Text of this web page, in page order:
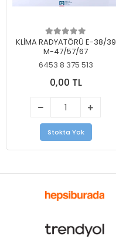
KLİMA RADYATÖRÜ E-38/39
M-47/57/67
6453 8 375 513
0,00 TL
Stokta Yok